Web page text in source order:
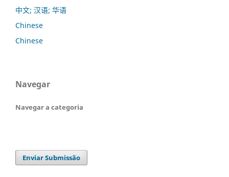
中文; 汉语; 华语
Chinese
Chinese
Navegar
Navegar a categoria
Enviar Submissão